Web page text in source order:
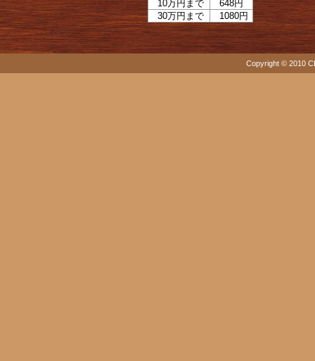
10万円まで
648円
30万円まで
1080円
Copyright © 2010